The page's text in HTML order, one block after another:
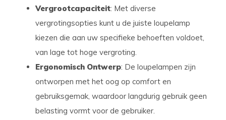
Vergrootcapaciteit: Met diverse
vergrotingsopties kunt u de juiste loupelamp
kiezen die aan uw specifieke behoeften voldoet,
van lage tot hoge vergroting.
Ergonomisch Ontwerp: De loupelampen zijn
ontworpen met het oog op comfort en
gebruiksgemak, waardoor langdurig gebruik geen
belasting vormt voor de gebruiker.